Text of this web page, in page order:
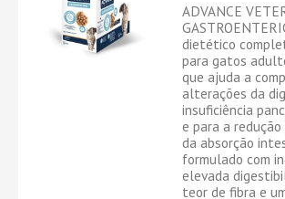
ADVANCE
dietético
para gatos
que ajuda a
alterações da
insuficiência
e para a
da absorção
formulado com
elevada
teor de fibra e